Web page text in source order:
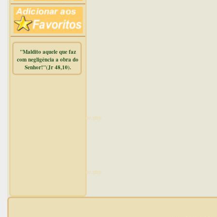
"Maldito aquele que faz
com negligência a obra do
Senhor!"(Jr 48,10).
/home/dicionar/public_html/online.php
/home/dicionar/public_html/online.php